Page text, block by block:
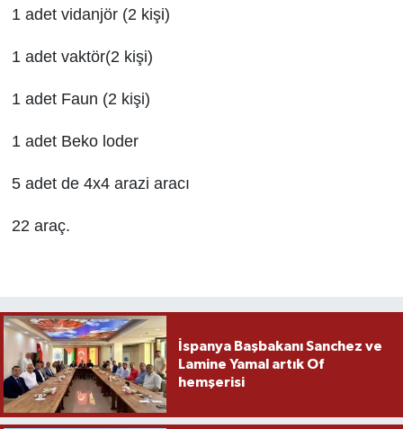
1 adet vidanjör (2 kişi)
1 adet vaktör(2 kişi)
1 adet Faun (2 kişi)
1 adet Beko loder
5 adet de 4x4 arazi aracı
22 araç.
İspanya Başbakanı Sanchez ve
Lamine Yamal artık Of
hemşerisi